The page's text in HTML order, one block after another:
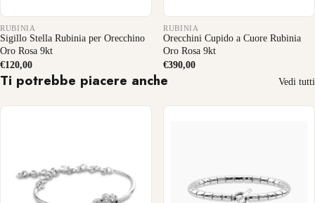
RUBINIA
Sigillo Stella Rubinia per Orecchino
Oro Rosa 9kt
€120,00
RUBINIA
Orecchini Cupido a Cuore Rubinia
Oro Rosa 9kt
€390,00
Ti potrebbe piacere anche Vedi tutti